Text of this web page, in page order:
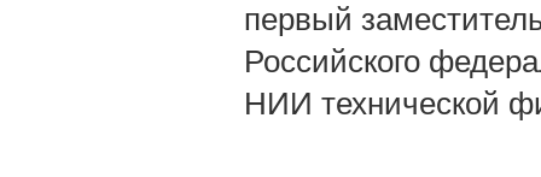
первый
Российского
НИИ технической